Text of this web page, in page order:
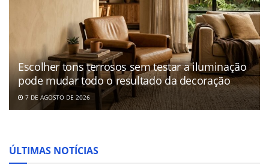
Escolher tons terrosos sem testar a iluminação
pode mudar todo o resultado da decoração
7 DE AGOSTO DE 2026
ÚLTIMAS NOTÍCIAS